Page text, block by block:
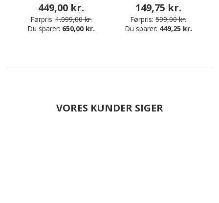
449,00 kr.
Førpris: 1.099,00 kr.
Du sparer: 650,00 kr.
149,75 kr.
Førpris: 599,00 kr.
Du sparer: 449,25 kr.
VORES KUNDER SIGER